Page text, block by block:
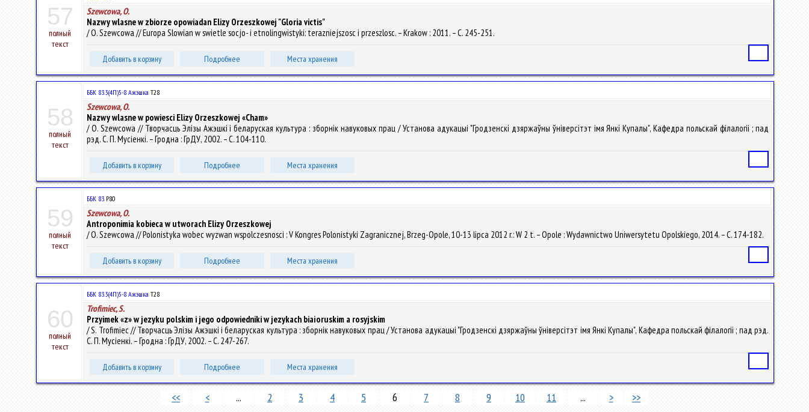
57
полный
текст
Szewcowa, O.
Nazwy wlasne w zbiorze opowiadan Elizy Orzeszkowej "Gloria victis"
/ O. Szewcowa // Europa Slowian w swietle socjo- i etnolingwistyki: terazniejszosc i przeszlosc. – Krakow : 2011. – С. 245-251.
Добавить в корзину Подробнее Места хранения
58
полный
текст
ББК 83.3(4П)5-8 Ажэшка Т28
Szewcowa, O.
Nazwy wlasne w powiesci Elizy Orzeszkowej «Cham»
/ O. Szewcowa // Творчасць Элізы Ажэшкі і беларуская культура : зборнiк навуковых прац / Установа адукацыі "Гродзенскі дзяржаўны ўніверсітэт імя Янкі Купалы", Кафедра польскай філалогіі ; пад
рэд. С. П. Мусіенкі. – Гродна : ГрДУ, 2002. – С. 104-110.
Добавить в корзину Подробнее Места хранения
59
полный
текст
ББК 83.P80
Szewcowa, O.
Antroponimia kobieca w utworach Elizy Orzeszkowej
/ O. Szewcowa // Polonistyka wobec wyzwan wspolczesnosci : V Kongres Polonistyki Zagranicznej, Brzeg-Opole, 10-13 lipca 2012 r.: W 2 t. – Opole : Wydawnictwo Uniwersytetu Opolskiego, 2014. – С. 174-182.
Добавить в корзину Подробнее Места хранения
60
полный
текст
ББК 83.3(4П)5-8 Ажэшка Т28
Trofimiec, S.
Przyimek «z» w jezyku polskim i jego odpowiedniki w jezykach biaіoruskim a rosyjskim
/ S. Trofimiec // Творчасць Элізы Ажэшкі і беларуская культура : зборнiк навуковых прац / Установа адукацыі "Гродзенскі дзяржаўны ўніверсітэт імя Янкі Купалы", Кафедра польскай філалогіі ; пад рэд.
С. П. Мусіенкі. – Гродна : ГрДУ, 2002. – С. 247-267.
Добавить в корзину Подробнее Места хранения
<< < ... 2 3 4 5 6 7 8 9 10 11 ... > >>